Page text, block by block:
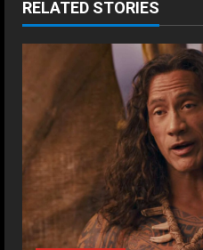
R
d
n
RELATED STORIES